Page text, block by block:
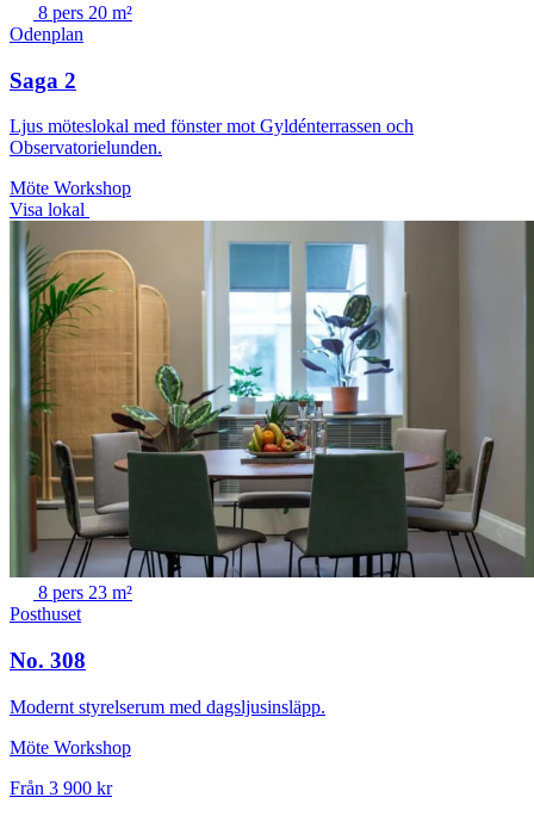
8 pers 20 m²
Odenplan
Saga 2
Ljus möteslokal med fönster mot Gyldénterrassen och
Observatorielunden.
Möte Workshop
Visa lokal
8 pers 23 m²
Posthuset
No. 308
Modernt styrelserum med dagsljusinsläpp.
Möte Workshop
Från 3 900 kr